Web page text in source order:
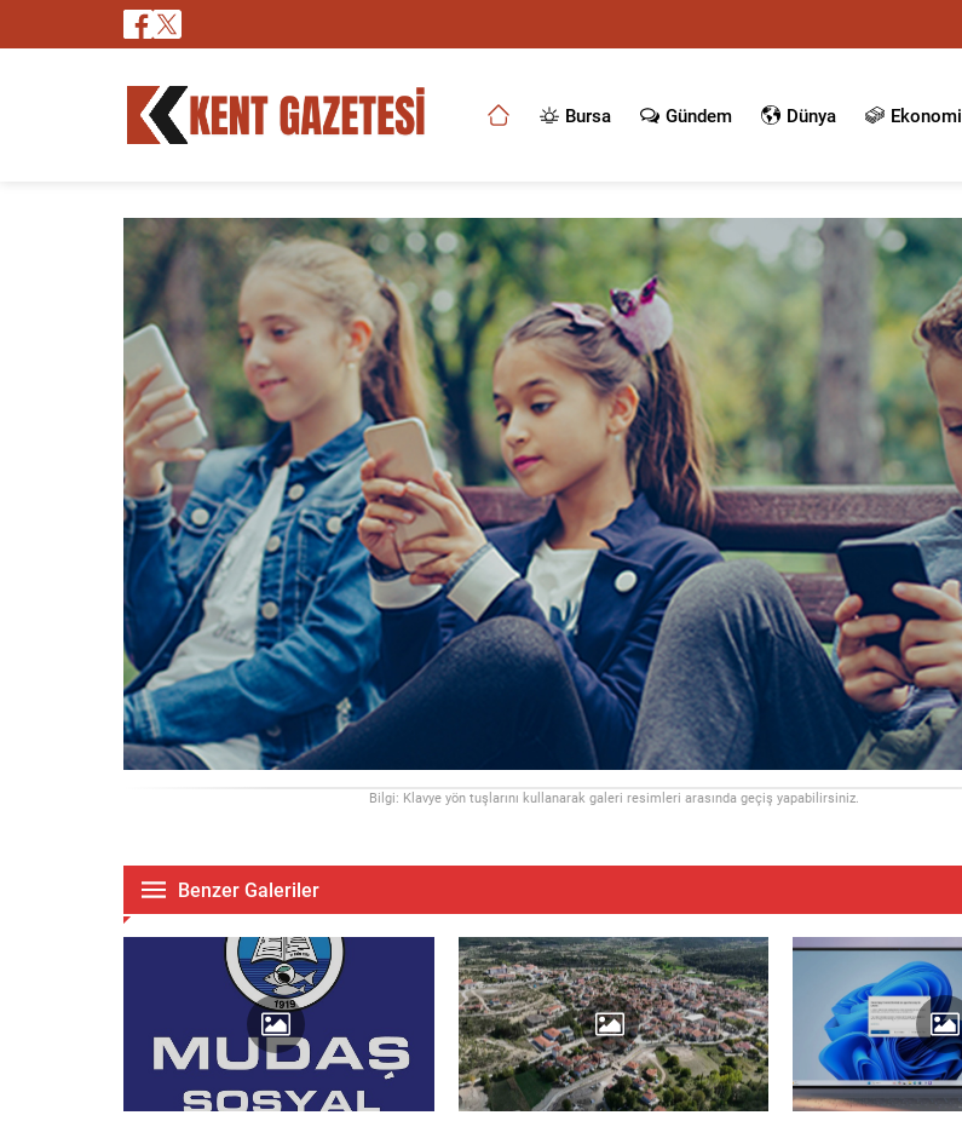
Bursa Gündem Dünya Ekonomi
Bilgi: Klavye yön tuşlarını kullanarak galeri resimleri arasında geçiş yapabilirsiniz.
Benzer Galeriler